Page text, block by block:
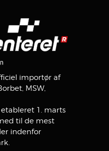
importør af
MSW,
1. marts
til de mest
indenfor